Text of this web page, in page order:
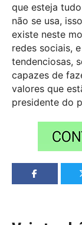
que esteja
não se usa,
existe neste
redes sociais,
tendenciosas,
capazes de
valores que
presidente do